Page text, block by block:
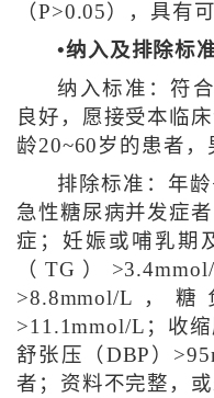
（P>0.05），具有
•纳入及排除标
纳入标准：符
良好，愿接受本临
龄20~60岁的患者，
排除标准：年
急性糖尿病并发症
症；妊娠或哺乳期
（TG）
>8.8mmol/L，
>11.1mmol/L；收
舒张压（DBP）
者；资料不完整，